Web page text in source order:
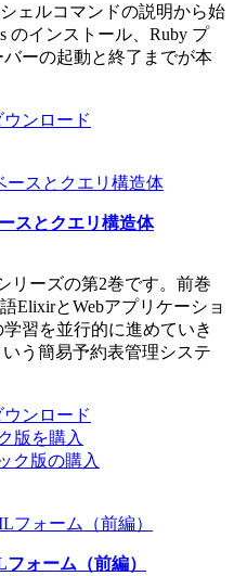
ェルコマンドの説明から始
のインストール、Ruby プ
バーの起動と終了までが本
ンロード
スとクエリ構造体
リーズの第2巻です。前巻
ElixirとWebアプリケーショ
習を並行的に進めていき
いう簡易予約表管理システ
ンロード
版を購入
ク版の購入
ォーム（前編）